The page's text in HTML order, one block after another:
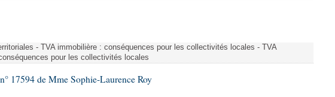
- TVA immobilière : conséquences pour les collectivités locales - TVA
pour les collectivités locales
17594 de Mme Sophie-Laurence Roy